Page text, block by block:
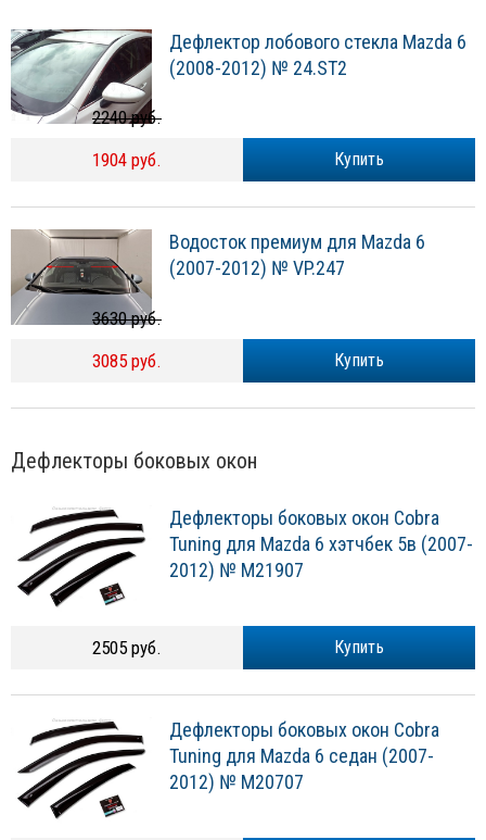
Дефлектор лобового стекла Mazda 6
(2008-2012) № 24.ST2
Купить
2240 руб.
1904 руб.
Водосток премиум для Mazda 6
(2007-2012) № VP.247
Купить
3630 руб.
3085 руб.
Дефлекторы боковых окон
Дефлекторы боковых окон Cobra
Tuning для Mazda 6 хэтчбек 5в (2007-
2012) № M21907
Купить
2505 руб.
Дефлекторы боковых окон Cobra
Tuning для Mazda 6 седан (2007-
2012) № M20707